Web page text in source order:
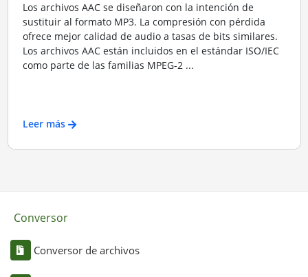
Los archivos AAC se diseñaron con la intención de
sustituir al formato MP3. La compresión con pérdida
ofrece mejor calidad de audio a tasas de bits similares.
Los archivos AAC están incluidos en el estándar ISO/IEC
como parte de las familias MPEG-2 ...
Leer más
Conversor
Conversor de archivos